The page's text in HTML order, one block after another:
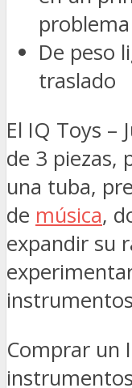
De peso
traslado
El IQ Toys –
de 3 piezas,
una tuba,
de música,
expandir su
Comprar un